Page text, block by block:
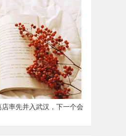
率先并入武汉，下一个会